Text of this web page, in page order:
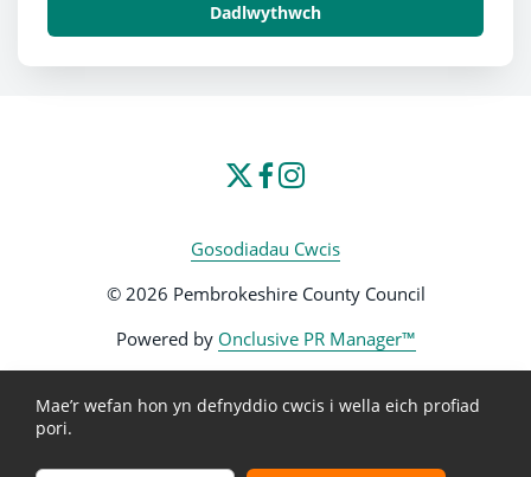
Dadlwythwch
Gosodiadau Cwcis
© 2026 Pembrokeshire County Council
Powered by Onclusive PR Manager™
Mae’r wefan hon yn defnyddio cwcis i wella eich profiad
pori.